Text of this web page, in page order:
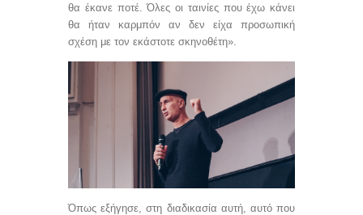
θα έκανε ποτέ. Όλες οι ταινίες που έχω κάνει
θα ήταν καρμπόν αν δεν είχα προσωπική
σχέση με τον εκάστοτε σκηνοθέτη».
Όπως εξήγησε, στη διαδικασία αυτή, αυτό που